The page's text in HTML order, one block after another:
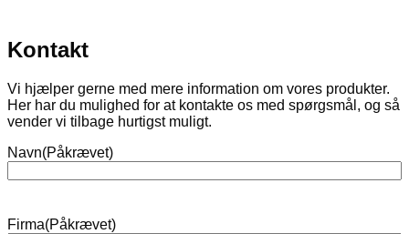
Kontakt
Vi hjælper gerne med mere information om vores produkter.
Her har du mulighed for at kontakte os med spørgsmål, og så
vender vi tilbage hurtigst muligt.
Navn(Påkrævet)
Firma(Påkrævet)